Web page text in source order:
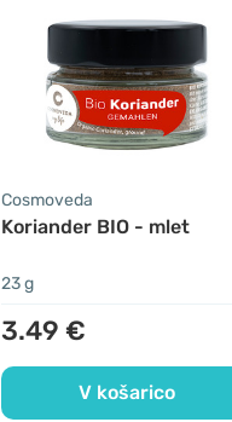
Cosmoveda
Koriander BIO - mlet
23 g
3.49 €
V košarico